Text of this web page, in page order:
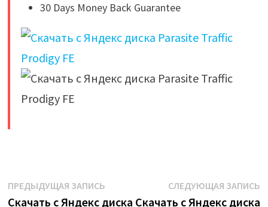
30 Days Money Back Guarantee
Навигация
ПРЕДЫДУЩАЯ ЗАПИСЬПредыдущая
запись:
Скачать с Яндекс диска
СЛЕДУЮЩАЯ ЗАПИСЬ
Скачать с Яндекс диска